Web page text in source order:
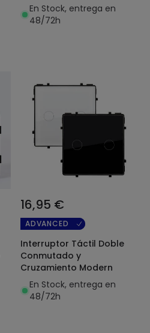
En Stock, entrega en
48/72h
16,95 €
ADVANCED
Interruptor Táctil Doble
Conmutado y
Cruzamiento Modern
En Stock, entrega en
48/72h